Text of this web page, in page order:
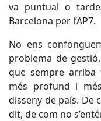
va puntual o
Barcelona per l’AP7.
No ens
problema de
que sempre arriba
més profund i
disseny de país. De
dit, de com no